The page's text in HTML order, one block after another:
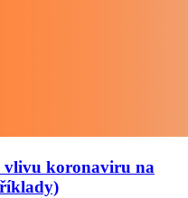
vlivu koronaviru na